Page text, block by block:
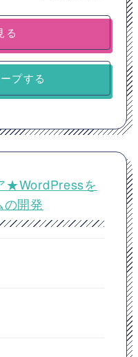
る
プする
★WordPressを
の開発